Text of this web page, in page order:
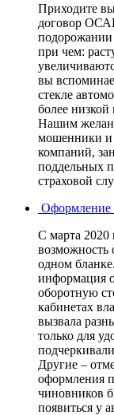
Приходите
договор
при чем:
вы
стекле
более
Нашим
мошенники и
компаний,
поддельных
страховой
С марта 2020
одном
информация
оборотную
кабинетах
вызвала
только для
Другие –
оформления
чиновников
появиться у